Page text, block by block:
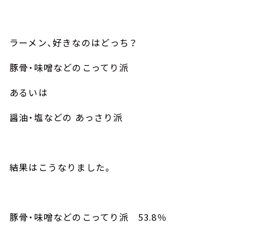
ラーメン、好きなのはどっち？
豚骨・味噌などのこってり派
あるいは
醤油・塩などの あっさり派
結果はこうなりました。
豚骨・味噌などのこってり派 53.8％